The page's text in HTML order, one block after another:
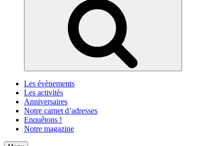
Les évènements
Les activités
Anniversaires
Notre carnet d’adresses
Enquêtons !
Notre magazine